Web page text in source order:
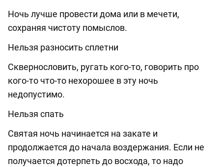
Ночь лучше провести дома или в мечети,
сохраняя чистоту помыслов.
Нельзя разносить сплетни
Сквернословить, ругать кого-то, говорить про
кого-то что-то нехорошее в эту ночь
недопустимо.
Нельзя спать
Святая ночь начинается на закате и
продолжается до начала воздержания. Если не
получается дотерпеть до восхода, то надо